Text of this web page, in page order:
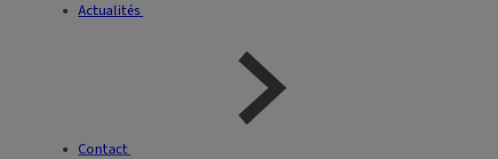
Actualités
Contact